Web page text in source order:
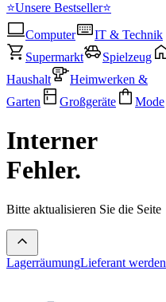
⭐Unsere Bestseller⭐
Computer
IT & Technik
Supermarkt
Spielzeug
Haushalt
Heimwerken &
Garten
Großgeräte Mode
Interner
Fehler.
Bitte aktualisieren Sie die Seite
LagerräumungLieferant werden